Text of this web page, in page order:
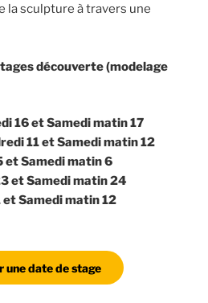
la sculpture à travers une
découverte (modelage
16 et Samedi matin 17
11 et Samedi matin 12
et Samedi matin 6
et Samedi matin 24
et Samedi matin 12
une date de stage